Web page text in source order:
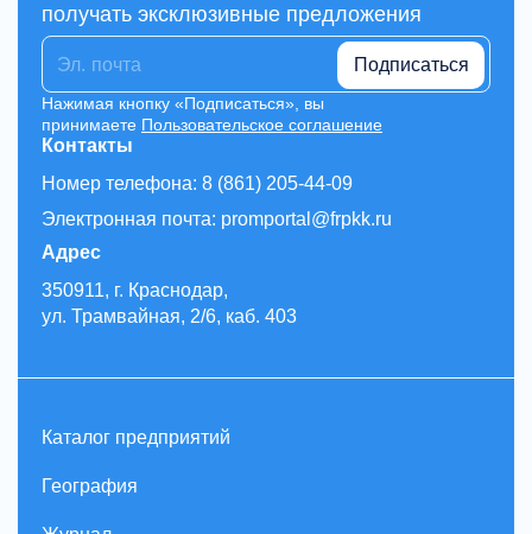
Контакты
Номер телефона: 8 (861) 205-44-09
Электронная почта: promportal@frpkk.ru
Адрес
350911, г. Краснодар,
ул. Трамвайная, 2/6, каб. 403
получать эксклюзивные предложения
Подписаться
Нажимая кнопку «Подписаться», вы
принимаете Пользовательское соглашение
Каталог предприятий
География